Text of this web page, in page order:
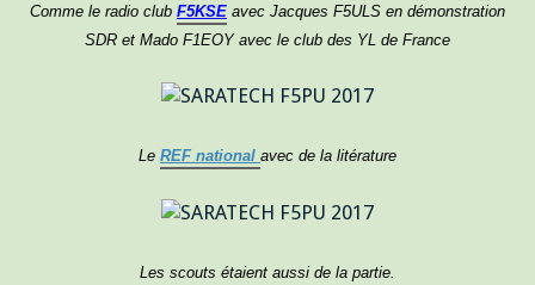
Comme le radio club F5KSE avec Jacques F5ULS en démonstration
SDR et Mado F1EOY avec le club des YL de France
Le REF national avec de la litérature
Les scouts étaient aussi de la partie.